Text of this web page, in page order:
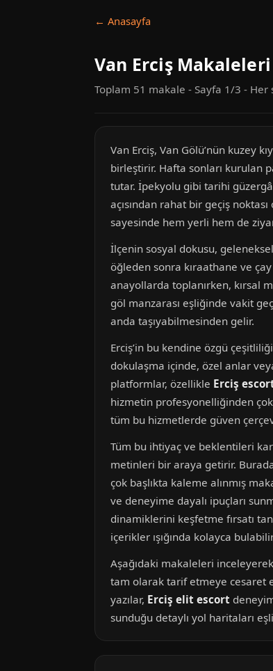
← Anasayfa
Van Erciş Makaleleri
Toplam 51 makale - Sayfa 1/3 -
Van Erciş, Van Gölü’nün kuzey
birleştirir. Hafta sonları kurulan
tutar. İpekyolu gibi tarihi
açısından rahat bir geçiş
sayesinde hem yerli hem de
İlçenin sosyal dokusu,
öğleden sonra kıraathane ve
anayollarda toplanırken, kırsal
göl manzarası eşliğinde vakit
anda taşıyabilmesinden gelir.
Erciş’in bu kendine özgü
dokulaşma içinde, özel anlar
platformlar, özellikle Erciş
hizmetin profesyonelliğinden
tüm bu hizmetlerde güven
Tüm bu ihtiyaç ve beklentileri
metinleri bir araya getirir.
çok başlıkta kaleme alınmış
ve deneyime dayalı ipuçları
dinamiklerini keşfetme fırsatı
içerikler ışığında kolayca
Aşağıdaki makaleleri
tam olarak tarif etmeye cesaret
yazılar, Erciş elit escort
sunduğu detaylı yol haritaları